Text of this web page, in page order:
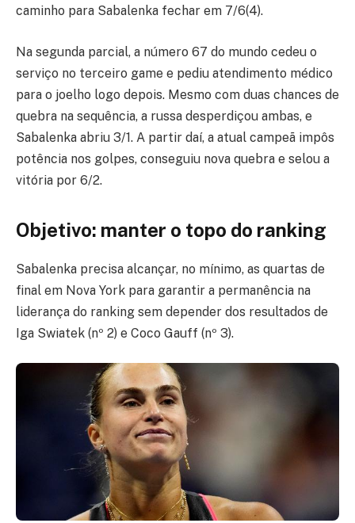
caminho para Sabalenka fechar em 7/6(4).
Na segunda parcial, a número 67 do mundo cedeu o
serviço no terceiro game e pediu atendimento médico
para o joelho logo depois. Mesmo com duas chances de
quebra na sequência, a russa desperdiçou ambas, e
Sabalenka abriu 3/1. A partir daí, a atual campeã impôs
potência nos golpes, conseguiu nova quebra e selou a
vitória por 6/2.
Objetivo: manter o topo do ranking
Sabalenka precisa alcançar, no mínimo, as quartas de
final em Nova York para garantir a permanência na
liderança do ranking sem depender dos resultados de
Iga Swiatek (nº 2) e Coco Gauff (nº 3).